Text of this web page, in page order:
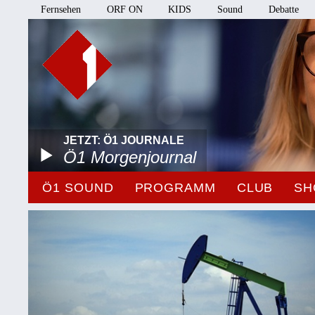
Fernsehen ORF ON KIDS Sound Debatte
JETZT: Ö1 JOURNALE
Ö1 Morgenjournal
Ö1 SOUND PROGRAMM CLUB